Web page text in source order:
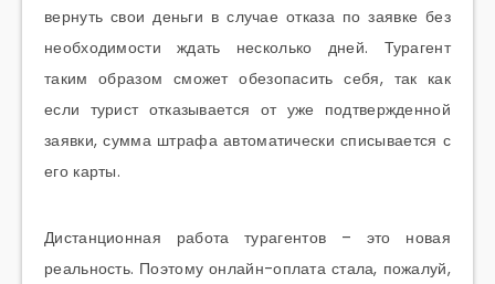
вернуть свои деньги в случае отказа по заявке без
необходимости ждать несколько дней. Турагент
таким образом сможет обезопасить себя, так как
если турист отказывается от уже подтвержденной
заявки, сумма штрафа автоматически списывается с
его карты.
Дистанционная работа турагентов – это новая
реальность. Поэтому онлайн-оплата стала, пожалуй,